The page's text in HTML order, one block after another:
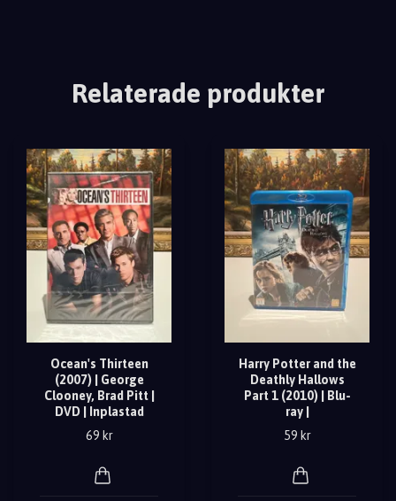
Relaterade produkter
Ocean's Thirteen
(2007) | George
Clooney, Brad Pitt |
DVD | Inplastad
69 kr
Harry Potter and the
Deathly Hallows
Part 1 (2010) | Blu-
ray |
59 kr